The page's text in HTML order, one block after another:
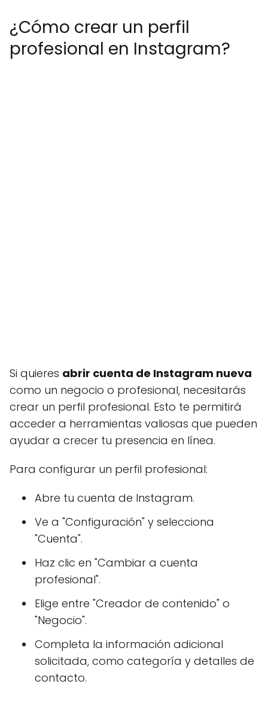
¿Cómo crear un perfil
profesional en Instagram?
Si quieres abrir cuenta de Instagram nueva
como un negocio o profesional, necesitarás
crear un perfil profesional. Esto te permitirá
acceder a herramientas valiosas que pueden
ayudar a crecer tu presencia en línea.
Para configurar un perfil profesional:
Abre tu cuenta de Instagram.
Ve a "Configuración" y selecciona
"Cuenta".
Haz clic en "Cambiar a cuenta
profesional".
Elige entre "Creador de contenido" o
"Negocio".
Completa la información adicional
solicitada, como categoría y detalles de
contacto.